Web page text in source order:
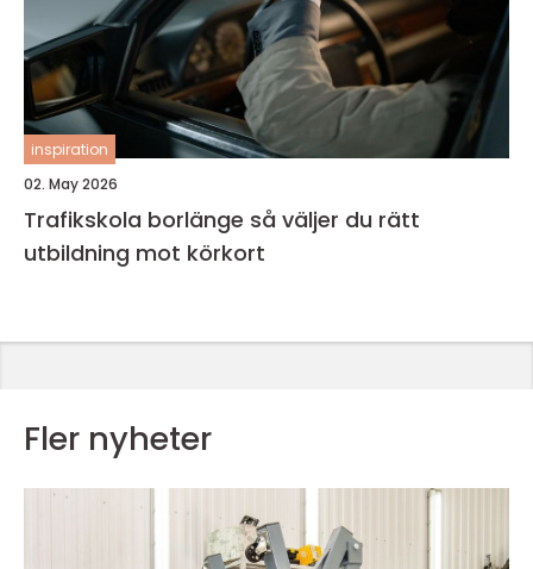
inspiration
02. May 2026
Trafikskola borlänge så väljer du rätt
utbildning mot körkort
Fler nyheter